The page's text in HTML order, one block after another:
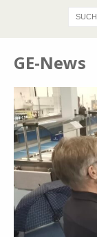
GE-News